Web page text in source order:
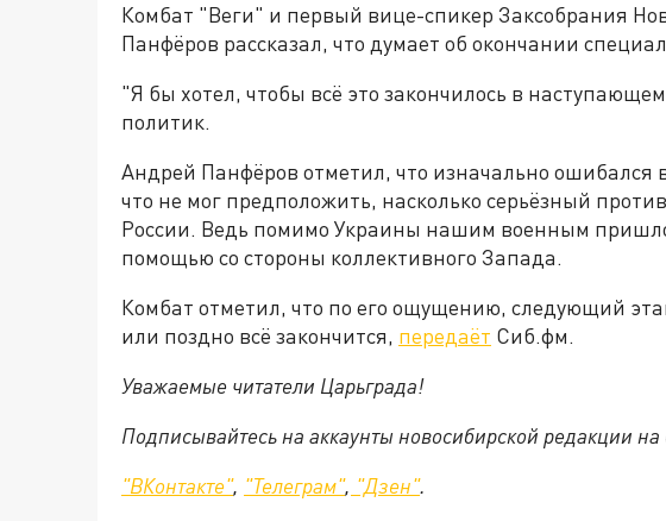
Комбат "Веги" и первый вице-спикер Заксобрания
Панфёров рассказал, что думает об окончании
"Я бы хотел, чтобы всё это закончилось в
политик.
Андрей Панфёров отметил, что изначально ошибался
что не мог предположить, насколько серьёзный
России. Ведь помимо Украины нашим военным
помощью со стороны коллективного Запада.
Комбат отметил, что по его ощущению, следующий
или поздно всё закончится, передаёт Сиб.фм.
Уважаемые читатели Царьграда!
Подписывайтесь на аккаунты новосибирской редакции
"ВКонтакте", "Телеграм", "Дзен".